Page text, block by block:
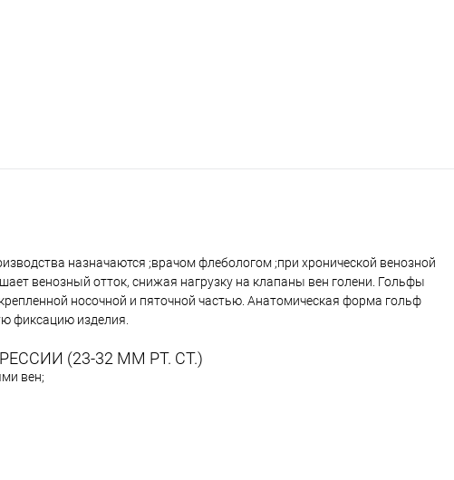
назначаются ;врачом флебологом ;при хронической венозной
венозный отток, снижая нагрузку на клапаны вен голени. Гольфы
носочной и пяточной частью. Анатомическая форма гольф
фиксацию изделия.
(23-32 ММ РТ. СТ.)
вен;